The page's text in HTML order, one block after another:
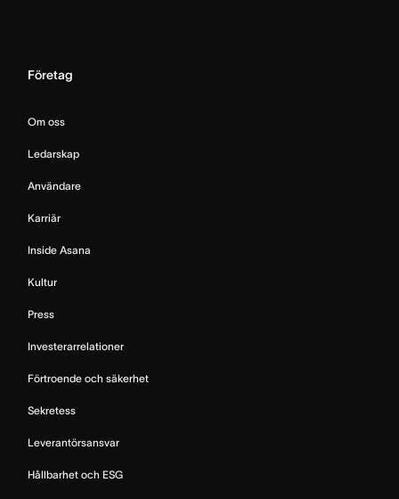
Företag
Om oss
Ledarskap
Användare
Karriär
Inside Asana
Kultur
Press
Investerarrelationer
Förtroende och säkerhet
Sekretess
Leverantörsansvar
Hållbarhet och ESG